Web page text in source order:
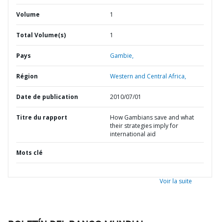
Volume 1
Total Volume(s) 1
Pays Gambie,
Région Western and Central Africa,
Date de publication 2010/07/01
Titre du rapport
How Gambians save and what
their strategies imply for
international aid
Mots clé
Voir la suite